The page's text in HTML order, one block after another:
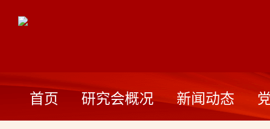
首页 研究会概况 新闻动态